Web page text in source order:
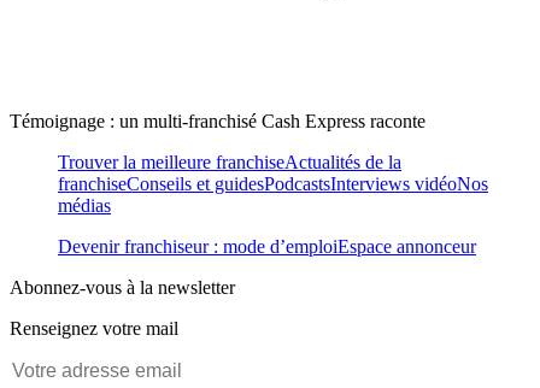
Témoignage : un multi-franchisé Cash Express raconte
Trouver la meilleure franchiseActualités de la
franchiseConseils et guidesPodcastsInterviews vidéoNos
médias
Devenir franchiseur : mode d’emploiEspace annonceur
Abonnez-vous à la newsletter
Renseignez votre mail